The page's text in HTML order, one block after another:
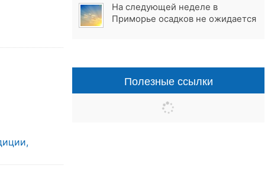
На следующей неделе в
Приморье осадков не ожидается
Полезные ссылки